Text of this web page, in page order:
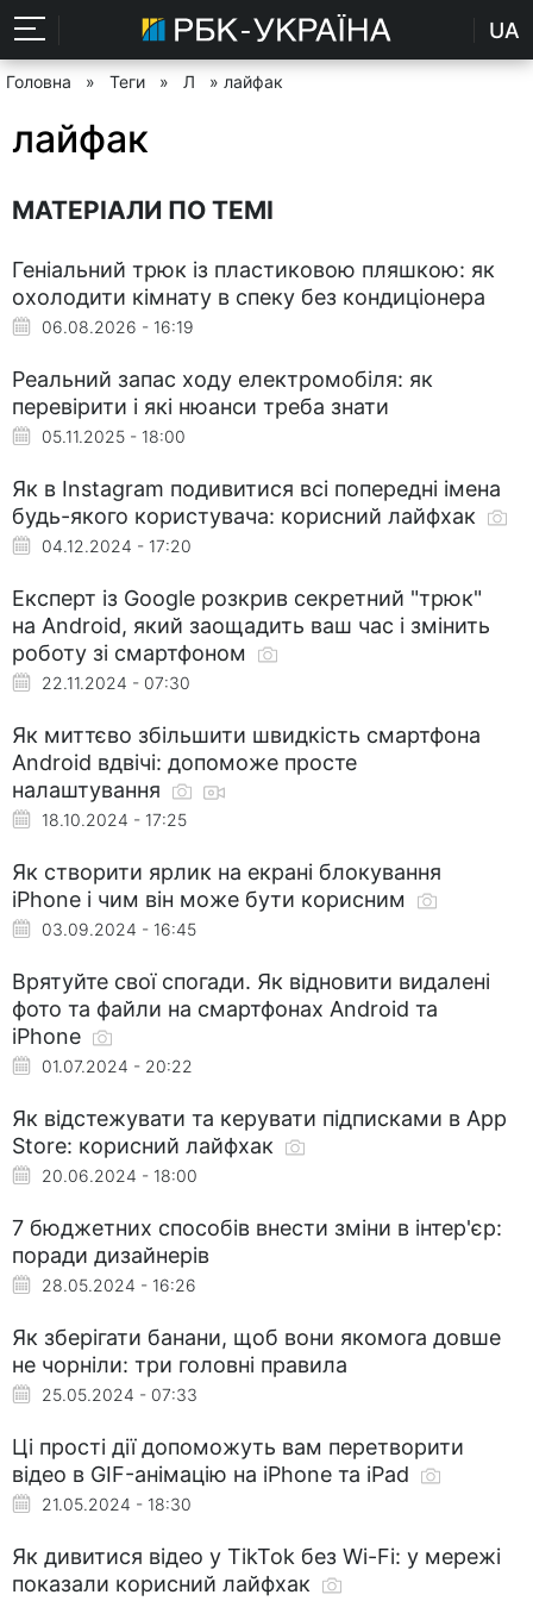
UA
Головна » Теги » Л » лайфак
лайфак
МАТЕРІАЛИ ПО ТЕМІ
Геніальний трюк із пластиковою пляшкою: як
охолодити кімнату в спеку без кондиціонера
06.08.2026 - 16:19
Реальний запас ходу електромобіля: як
перевірити і які нюанси треба знати
05.11.2025 - 18:00
Як в Instagram подивитися всі попередні імена
будь-якого користувача: корисний лайфхак
04.12.2024 - 17:20
Експерт із Google розкрив секретний "трюк"
на Android, який заощадить ваш час і змінить
роботу зі смартфоном
22.11.2024 - 07:30
Як миттєво збільшити швидкість смартфона
Android вдвічі: допоможе просте
налаштування
18.10.2024 - 17:25
Як створити ярлик на екрані блокування
iPhone і чим він може бути корисним
03.09.2024 - 16:45
Врятуйте свої спогади. Як відновити видалені
фото та файли на смартфонах Android та
iPhone
01.07.2024 - 20:22
Як відстежувати та керувати підписками в App
Store: корисний лайфхак
20.06.2024 - 18:00
7 бюджетних способів внести зміни в інтер'єр:
поради дизайнерів
28.05.2024 - 16:26
Як зберігати банани, щоб вони якомога довше
не чорніли: три головні правила
25.05.2024 - 07:33
Ці прості дії допоможуть вам перетворити
відео в GIF-анімацію на iPhone та iPad
21.05.2024 - 18:30
Як дивитися відео у TikTok без Wi-Fi: у мережі
показали корисний лайфхак